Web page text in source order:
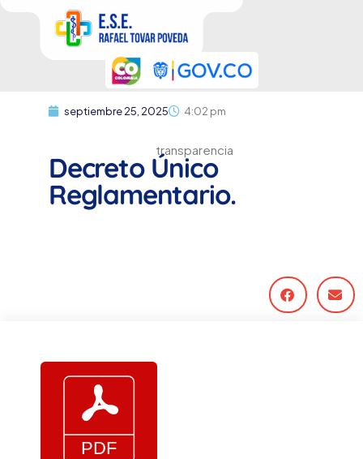
septiembre 25, 2025 4:02 pm
transparencia
Decreto Único
Reglamentario.